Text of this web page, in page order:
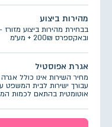
מהירות ביצוע
ובאקספרס 200₪ + מע״מ
אגרת אפוסטיל
עבורך ישירות לבית המשפט
אוטומטית בהתאם לכמות